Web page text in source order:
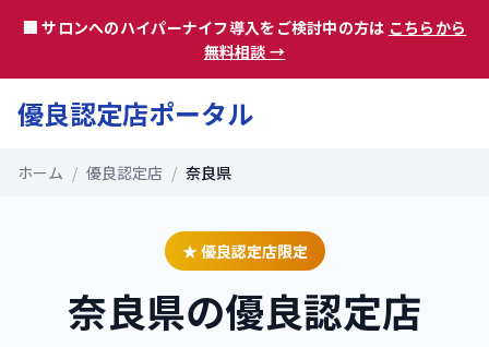
🏢 サロンへのハイパーナイフ導入をご検討中の方は こちらから
無料相談 →
優良認定店ポータル
ホーム / 優良認定店 / 奈良県
★ 優良認定店限定
奈良県の優良認定店